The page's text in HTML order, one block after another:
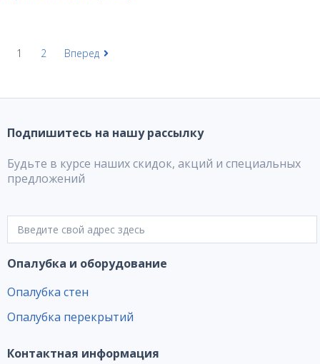
1 2 Вперед
Подпишитесь на нашу рассылку
Будьте в курсе наших скидок, акций и специальных
предложений
Опалубка и оборудование
Опалубка стен
Опалубка перекрытий
Контактная информация